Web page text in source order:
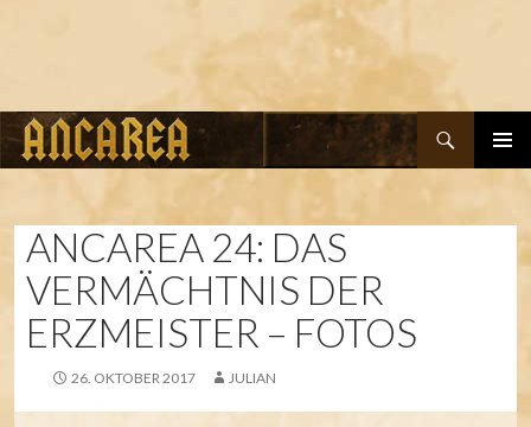
Suchen
ZUM
SPRINGEN
ANCAREA 24: DAS
VERMÄCHTNIS DER
ERZMEISTER – FOTOS
26. OKTOBER 2017 JULIAN